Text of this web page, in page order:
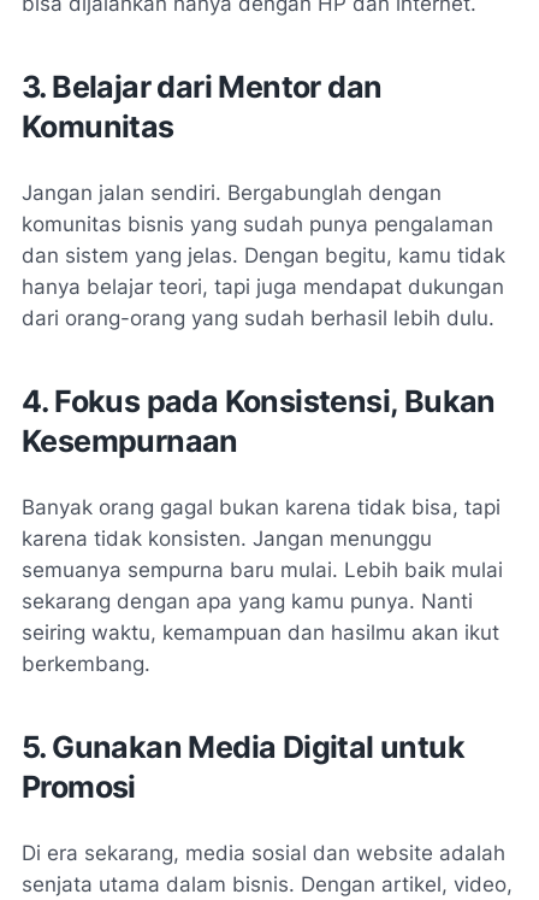
3. Belajar dari Mentor dan
Komunitas
Jangan jalan sendiri. Bergabunglah dengan
komunitas bisnis yang sudah punya pengalaman
dan sistem yang jelas. Dengan begitu, kamu tidak
hanya belajar teori, tapi juga mendapat dukungan
dari orang-orang yang sudah berhasil lebih dulu.
4. Fokus pada Konsistensi, Bukan
Kesempurnaan
Banyak orang gagal bukan karena tidak bisa, tapi
karena tidak konsisten. Jangan menunggu
semuanya sempurna baru mulai. Lebih baik mulai
sekarang dengan apa yang kamu punya. Nanti
seiring waktu, kemampuan dan hasilmu akan ikut
berkembang.
5. Gunakan Media Digital untuk
Promosi
Di era sekarang, media sosial dan website adalah
senjata utama dalam bisnis. Dengan artikel, video,